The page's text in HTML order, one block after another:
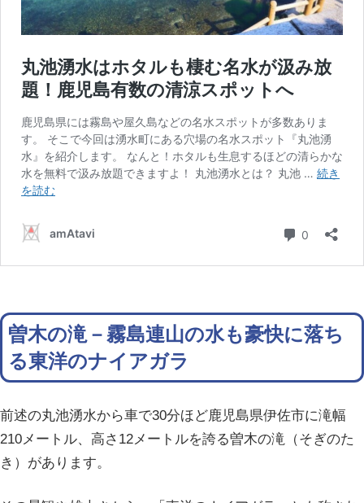
曽木の滝－霧島連山の水も豪快に落ち
る東洋のナイアガラ
前述の丸池湧水から車で30分ほど鹿児島県伊佐市に滝幅
210メートル、高さ12メートルを誇る曽木の滝（そぎのた
き）があります。